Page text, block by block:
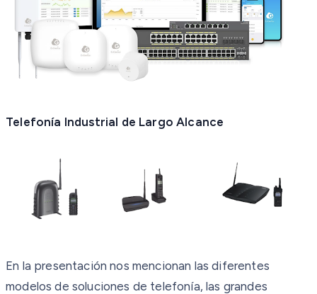
Telefonía Industrial de Largo Alcance
En la presentación nos mencionan las diferentes
modelos de soluciones de telefonía, las grandes